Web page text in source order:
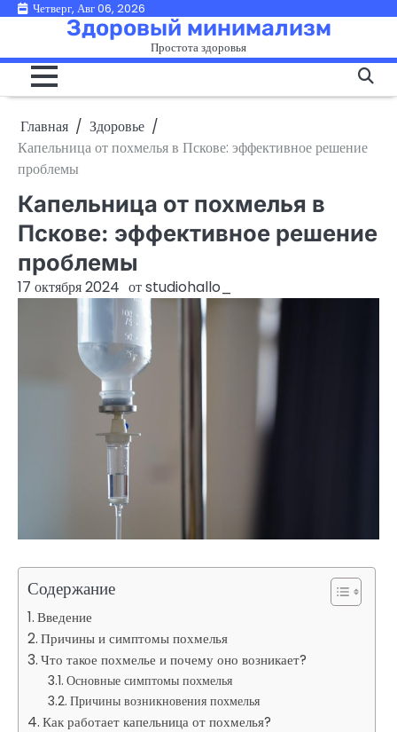
ПерейтиЧетверг, Авг 06, 2026
Здоровый минимализм
Простота здоровья
Главная
Здоровье
Капельница от похмелья в Пскове: эффективное решение
проблемы
Капельница от похмелья в
Пскове: эффективное решение
проблемы
17 октября 2024 отstudiohallo_
Содержание
Введение
Причины и симптомы похмелья
Что такое похмелье и почему оно возникает?
Основные симптомы похмелья
Причины возникновения похмелья
Как работает капельница от похмелья?